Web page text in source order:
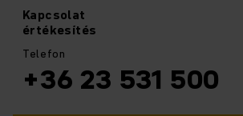
Kapcsolat
értékesítés
Telefon
+36 23 531 500